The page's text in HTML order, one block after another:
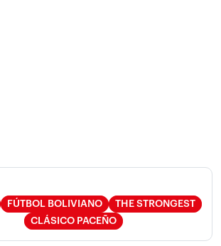
FÚTBOL BOLIVIANO
THE STRONGEST
CLÁSICO PACEÑO